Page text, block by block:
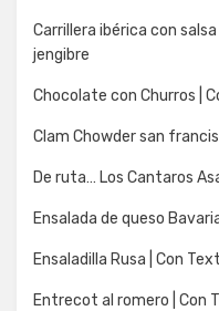
Carrillera ibérica con
jengibre
Chocolate con Churros |
Clam Chowder san
De ruta… Los Cantaros
Ensalada de queso
Ensaladilla Rusa | Con
Entrecot al romero | Con